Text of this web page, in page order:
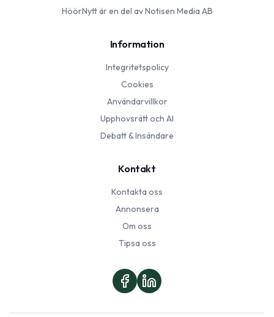
HöörNyttär en del av Notisen Media AB
Information
Integritetspolicy
Cookies
Användarvillkor
Upphovsrätt och AI
Debatt & Insändare
Kontakt
Kontakta oss
Annonsera
Om oss
Tipsa oss